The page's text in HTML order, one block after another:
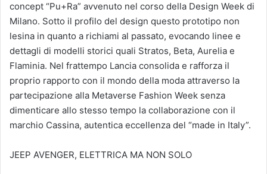
concept “Pu+Ra” avvenuto nel corso della Design Week di
Milano. Sotto il profilo del design questo prototipo non
lesina in quanto a richiami al passato, evocando linee e
dettagli di modelli storici quali Stratos, Beta, Aurelia e
Flaminia. Nel frattempo Lancia consolida e rafforza il
proprio rapporto con il mondo della moda attraverso la
partecipazione alla Metaverse Fashion Week senza
dimenticare allo stesso tempo la collaborazione con il
marchio Cassina, autentica eccellenza del “made in Italy”.
JEEP AVENGER, ELETTRICA MA NON SOLO